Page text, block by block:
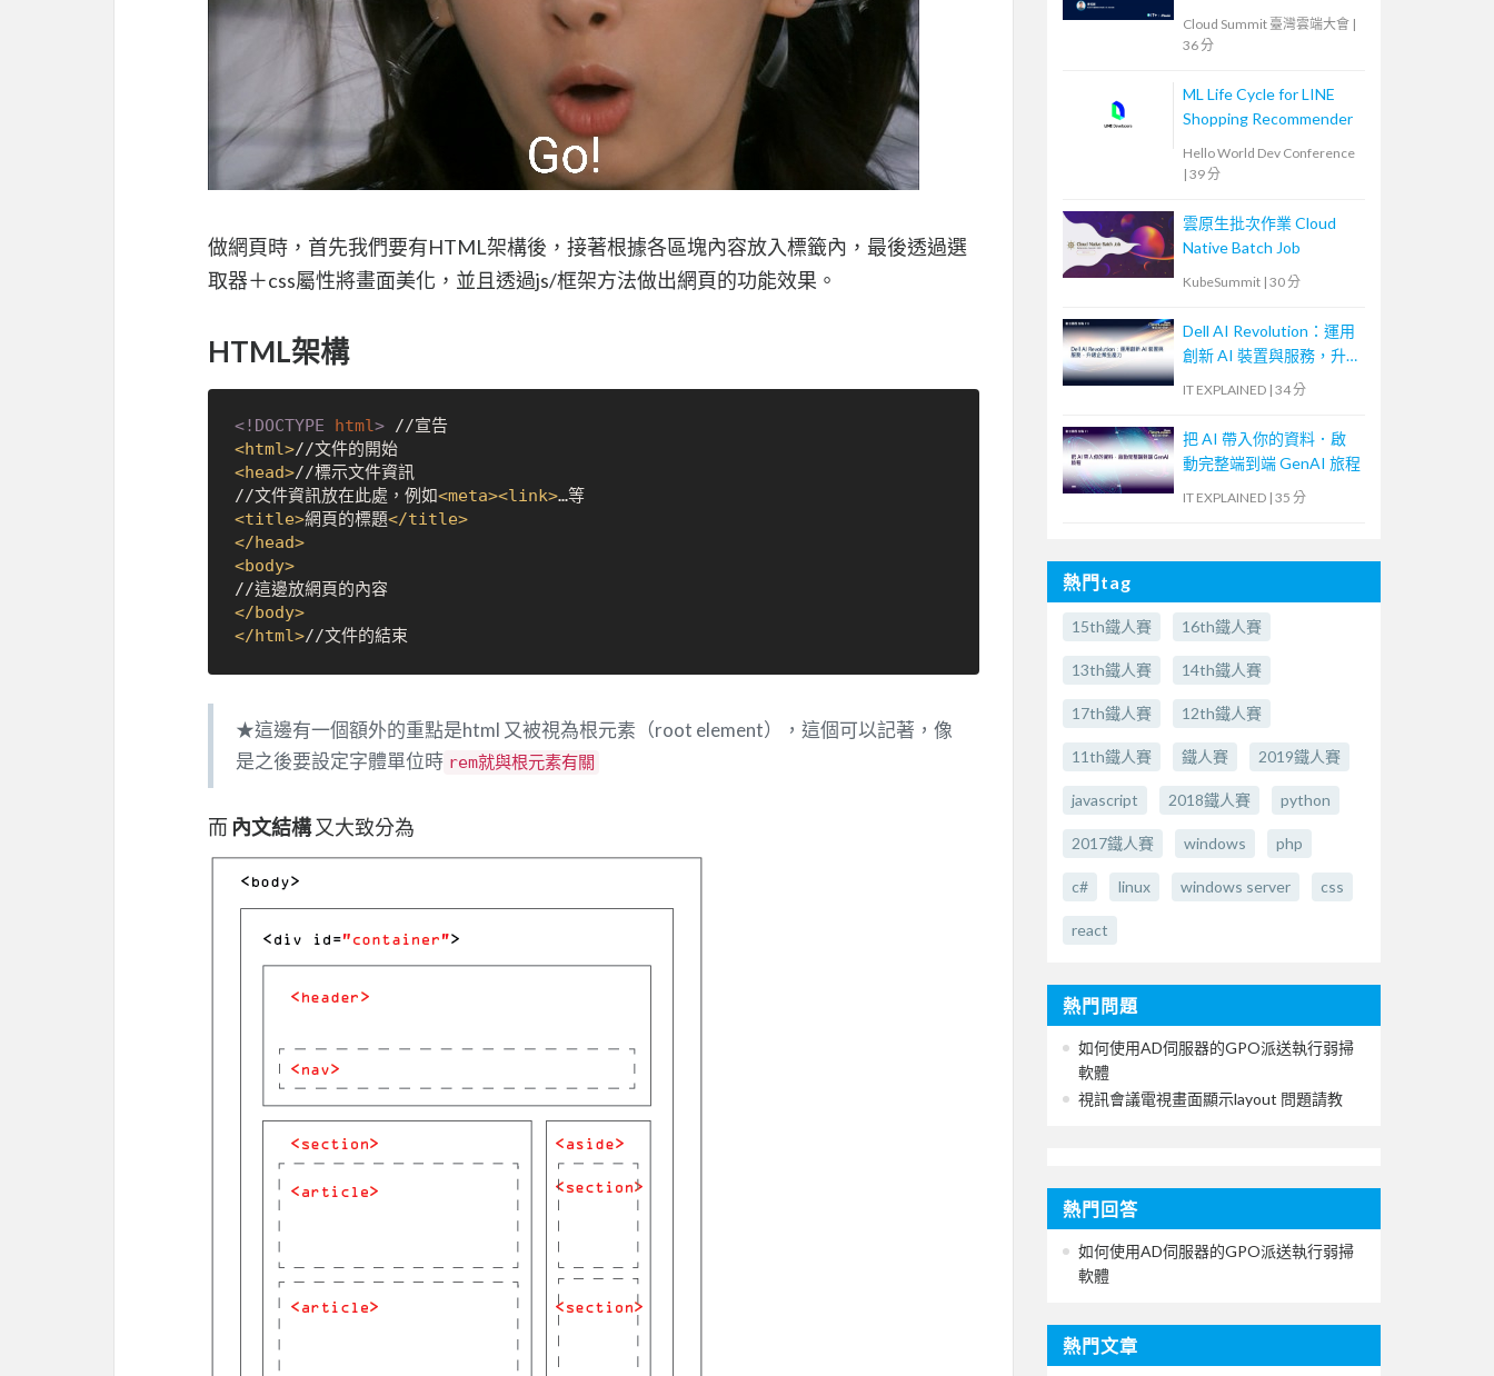
做網頁時，首先我們要有HTML架構後，接著根據各區塊內容放入標籤內，最後透過選
取器＋css屬性將畫面美化，並且透過js/框架方法做出網頁的功能效果。
HTML架構
<!DOCTYPE html>
<html>
//文件的開始
<head>//標示文件資訊
//文件資訊放在此處，例如<meta><link>
…等
<title>網頁的標題</title>
</head>
<body>
</body>
</html>
★這邊有一個額外的重點是html 又被視為根元素（root element），這個可以記著，像
是之後要設定字體單位時 rem就與根元素有關
而 內文結構又大致分為
Cloud Summit 臺灣雲端大會 |
36 分
ML Life Cycle for LINE
Shopping Recommender
Hello World Dev Conference
| 39 分
雲原生批次作業 Cloud
Native Batch Job
KubeSummit | 30 分
Dell AI Revolution：運用
創新 AI 裝置與服務，升
IT EXPLAINED | 34 分
把 AI 帶入你的資料．啟
動完整端到端 GenAI 旅程
IT EXPLAINED | 35 分
熱門tag
15th鐵人賽 16th鐵人賽
13th鐵人賽 14th鐵人賽
17th鐵人賽 12th鐵人賽
11th鐵人賽 鐵人賽 2019鐵人賽
javascript 2018鐵人賽 python
2017鐵人賽 windows php
c# linux windows server css
react
熱門問題
如何使用AD伺服器的GPO派送執行弱掃
軟體
視訊會議電視畫面顯示layout 問題請教
熱門回答
如何使用AD伺服器的GPO派送執行弱掃
軟體
熱門文章